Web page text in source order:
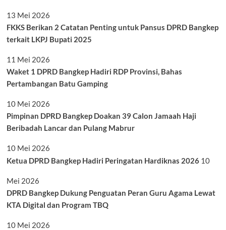
13 Mei 2026
FKKS Berikan 2 Catatan Penting untuk Pansus DPRD Bangkep
terkait LKPJ Bupati 2025
11 Mei 2026
Waket 1 DPRD Bangkep Hadiri RDP Provinsi, Bahas
Pertambangan Batu Gamping
10 Mei 2026
Pimpinan DPRD Bangkep Doakan 39 Calon Jamaah Haji
Beribadah Lancar dan Pulang Mabrur
10 Mei 2026
Ketua DPRD Bangkep Hadiri Peringatan Hardiknas 2026 10
Mei 2026
DPRD Bangkep Dukung Penguatan Peran Guru Agama Lewat
KTA Digital dan Program TBQ
10 Mei 2026